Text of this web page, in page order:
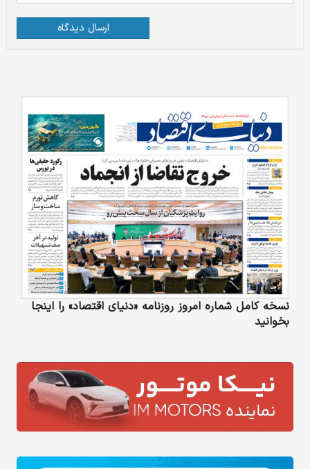
ارسال دیدگاه
نسخه کامل شماره امروز روزنامه «دنیای‌ اقتصاد» را اینجا
بخوانید